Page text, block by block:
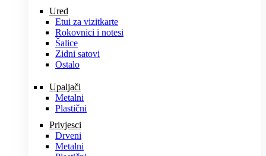
Ured
Etui za vizitkarte
Rokovnici i notesi
Šalice
Zidni satovi
Ostalo
Upaljači
Metalni
Plastični
Privjesci
Drveni
Metalni